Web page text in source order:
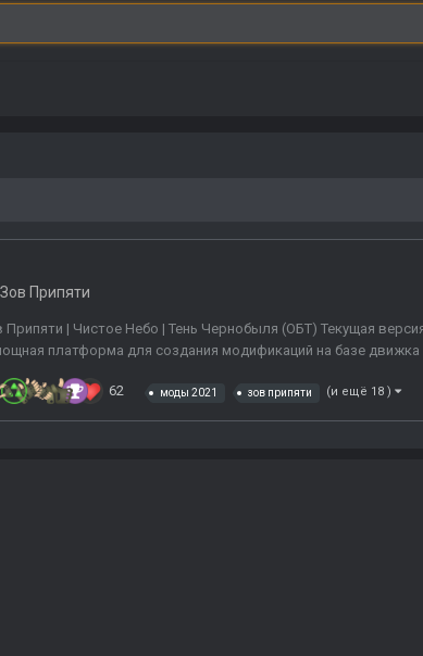
Припяти
| Чистое Небо | Тень Чернобыля (ОБТ) Текущая
платформа для создания модификаций на базе движка
62 моды 2021 зов припяти (и ещё 18 )